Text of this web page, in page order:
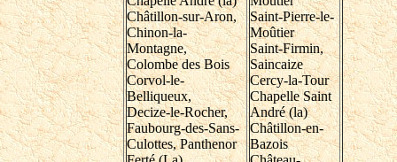
Châtillon-sur-Aron,
Chinon-la-
Montagne,
Colombe des Bois
Corvol-le-
Belliqueux,
Decize-le-Rocher,
Faubourg-des-Sans-
Culottes, Panthenor
Saint-Pierre-le-
Moûtier
Saint-Firmin,
Saincaize
Cercy-la-Tour
Chapelle Saint
André (la)
Châtillon-en-
Bazois